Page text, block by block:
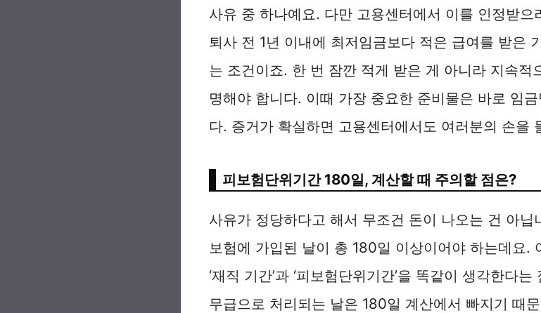
사유 중 하나예요. 다만 고용센터에서 이를 인정받
퇴사 전 1년 이내에 최저임금보다 적은 급여를 받은
는 조건이죠. 한 번 잠깐 적게 받은 게 아니라 지속적
명해야 합니다. 이때 가장 중요한 준비물은 바로 임
다. 증거가 확실하면 고용센터에서도 여러분의 손을
피보험단위기간 180일, 계산할 때 주의할 점은?
사유가 정당하다고 해서 무조건 돈이 나오는 건 아
보험에 가입된 날이 총 180일 이상이어야 하는데요.
‘재직 기간’과 ‘피보험단위기간’을 똑같이 생각한다
무급으로 처리되는 날은 180일 계산에서 빠지기 때